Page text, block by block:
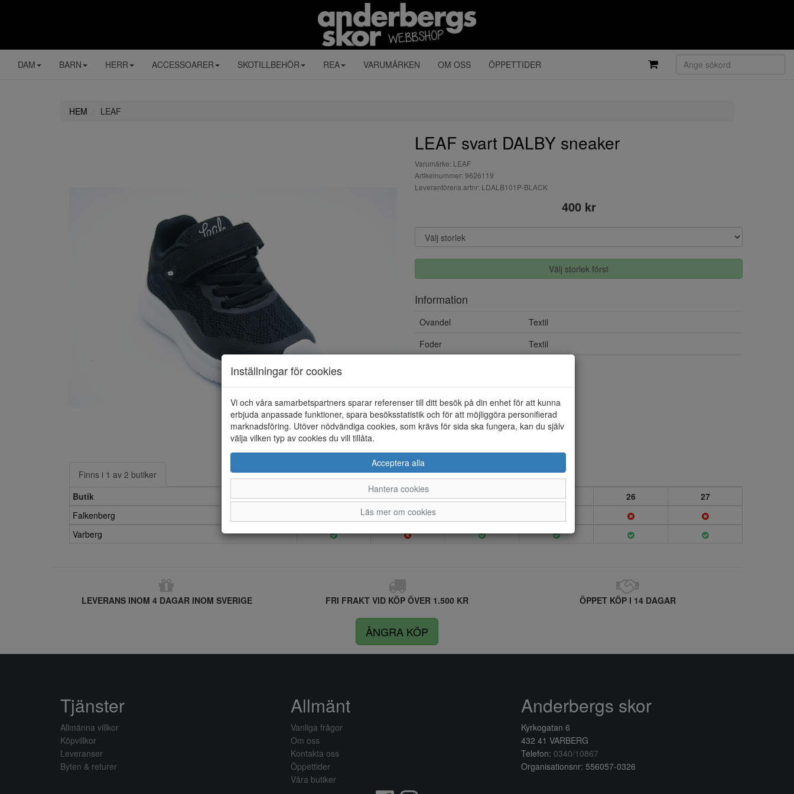
DAM BARN HERR ACCESSOARER SKOTILLBEHÖR REA VARUMÄRKEN OM OSS ÖPPETTIDER
HEM LEAF
LEAF svart DALBY sneaker
Varumärke: LEAF
Artikelnummer: 9626119
Leverantörens artnr: LDALB101P-BLACK
400 kr
Välj storlek först
Information
Ovandel
Textil
Foder
Textil
Finns i 1 av 2 butiker
Butik
22 23 24 25 26
27
Falkenberg
Varberg
LEVERANS INOM 4 DAGAR INOM SVERIGE FRI FRAKT VID KÖP ÖVER 1.500 KR ÖPPET KÖP I 14 DAGAR
ÅNGRA KÖP
Inställningar för cookies
Vi och våra samarbetspartners sparar referenser till ditt besök på din enhet för att kunna
erbjuda anpassade funktioner, spara besöksstatistik och för att möjliggöra personifierad
marknadsföring. Utöver nödvändiga cookies, som krävs för sida ska fungera, kan du själv
välja vilken typ av cookies du vill tillåta.
Acceptera alla
Hantera cookies
Läs mer om cookies
Tjänster
Allmänna villkor
Köpvillkor
Leveranser
Byten & returer
Allmänt
Vanliga frågor
Om oss
Kontakta oss
Öppettider
Våra butiker
Anderbergs skor
Kyrkogatan 6
432 41 VARBERG
Telefon: 0340/10867
Organisationsnr: 556057-0326